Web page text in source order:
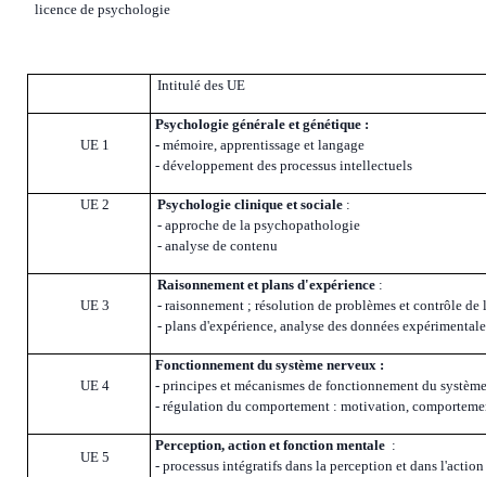
licence de psychologie
Intitulé des UE
UE 1
Psychologie générale et génétique :
-mémoire, apprentissage et langage
- développement des processus intellectuels
UE 2 Psychologie clinique et sociale :
- approche de la psychopathologie
- analyse de contenu
UE 3
Raisonnement et plans d'expérience :
- raisonnement ; résolution de problèmes et contrôle
- plans d'expérience, analyse des données
UE 4
Fonctionnement du système nerveux :
-principes et mécanismes de fonctionnement du
- régulation du comportement : motivation,
UE 5
Perception, action et fonction mentale :
- processus intégratifs dans la perception et dans l'action